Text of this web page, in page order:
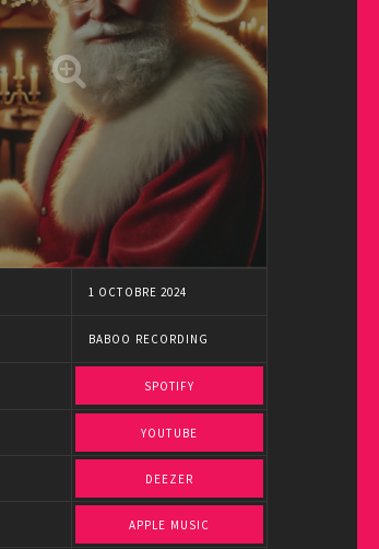
1 OCTOBRE 2024
BABOO RECORDING
SPOTIFY
YOUTUBE
DEEZER
APPLE MUSIC